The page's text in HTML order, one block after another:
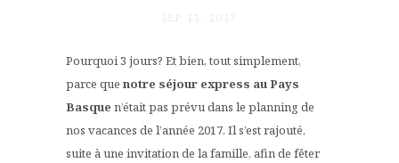
SEP 11. 2017
Pourquoi 3 jours? Et bien, tout simplement,
parce que notre séjour express au Pays
Basque n’était pas prévu dans le planning de
nos vacances de l’année 2017. Il s’est rajouté,
suite à une invitation de la famille, afin de fêter